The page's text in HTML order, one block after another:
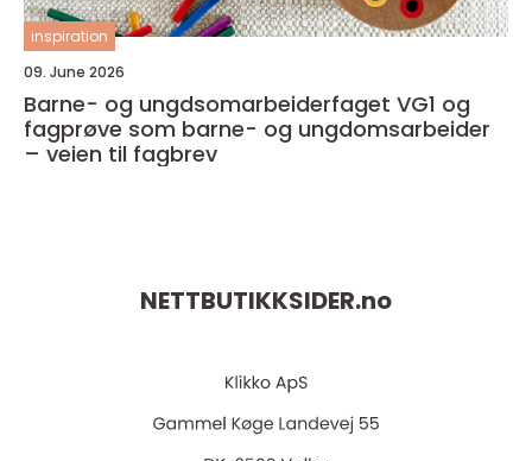
inspiration
09. June 2026
Barne- og ungdsomarbeiderfaget VG1 og
fagprøve som barne- og ungdomsarbeider
– veien til fagbrev
NETTBUTIKKSIDER.no